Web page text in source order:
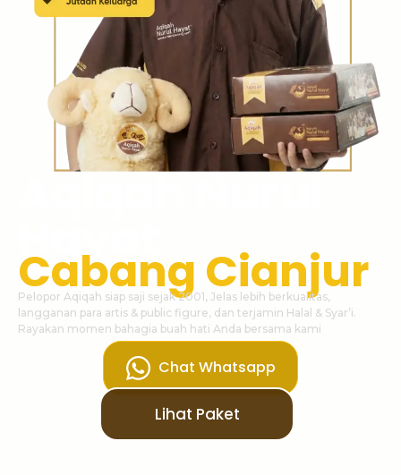
Hayat
Cabang Cianjur
Pelopor Aqiqah siap saji sejak 2001, Jelas lebih berkualitas,
langganan para artis & public figure, dan terjamin Halal & Syar’i.
Rayakan momen bahagia buah hati Anda bersama kami
Chat Whatsapp
Lihat Paket